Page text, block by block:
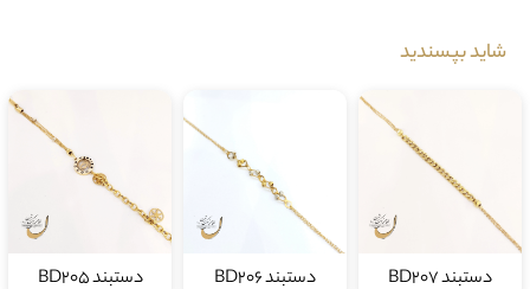
شاید بپسندید
دستبند BD207 دستبند BD206 دستبند BD205